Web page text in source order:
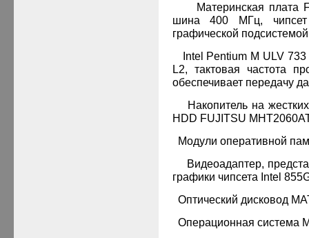
Материнская плата
шина 400 МГц,
графической
Intel Pentium M ULV733
L2, тактовая частота
обеспечивает передачу
Накопитель на
HDD FUJITSU M HT2060
Модули оперативной
Видеоадаптер,
графики чипсета Intel 855
Оптический дисковод
Операционная система